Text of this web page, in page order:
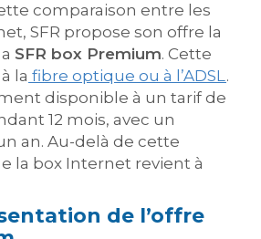
comparaison entre les
SFR propose son offre la
SFR box Premium. Cette
la fibre optique ou à l’ADSL.
disponible à un tarif de
12 mois, avec un
an. Au-delà de cette
la box Internet revient à
de l’offre